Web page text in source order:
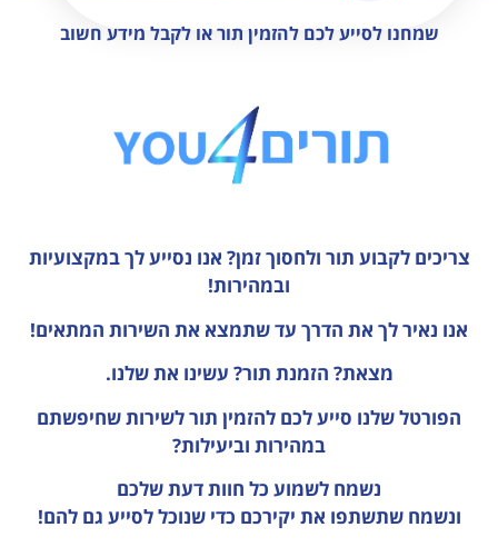
שמחנו לסייע לכם להזמין תור או לקבל מידע חשוב
צריכים לקבוע תור ולחסוך זמן? אנו נסייע לך במקצועיות
ובמהירות!
אנו נאיר לך את הדרך עד שתמצא את השירות המתאים!
מצאת? הזמנת תור? עשינו את שלנו.
הפורטל שלנו סייע לכם להזמין תור לשירות שחיפשתם
במהירות וביעילות?
נשמח לשמוע כל חוות דעתשלכם
ונשמח שתשתפו את יקירכם כדי שנוכל לסייע גם להם!